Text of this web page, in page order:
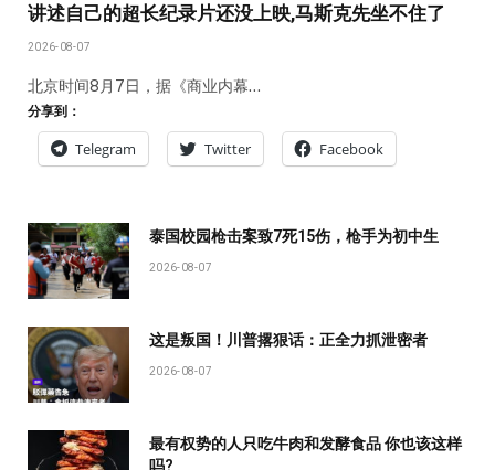
讲述自己的超长纪录片还没上映,马斯克先坐不住了
2026-08-07
北京时间8月7日，据《商业内幕…
分享到：
Telegram Twitter Facebook
泰国校园枪击案致7死15伤，枪手为初中生
2026-08-07
这是叛国！川普撂狠话：正全力抓泄密者
2026-08-07
最有权势的人只吃牛肉和发酵食品 你也该这样
吗?